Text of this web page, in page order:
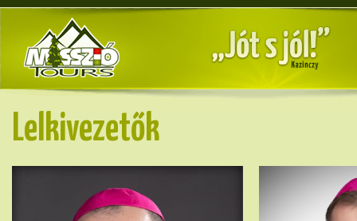
Lelkivezetők